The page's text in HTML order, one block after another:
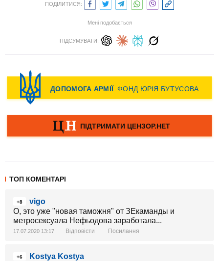
ПОДІЛИТИСЯ:
Мені подобається
ПІДСУМУВАТИ:
ТОП КОМЕНТАРІ
+8
vigo
О, это уже "новая таможня" от ЗЕкаманды и
метросексуала Нефьодова заработала...
17.07.2020 13:17 Відповісти Посилання
+6
Kostya Kostya